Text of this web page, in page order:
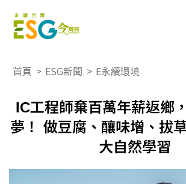
首頁 > ESG新聞 > E永續環境
IC工程師棄百萬年薪返鄉
夢！ 做豆腐、釀味增、拔
大自然學習